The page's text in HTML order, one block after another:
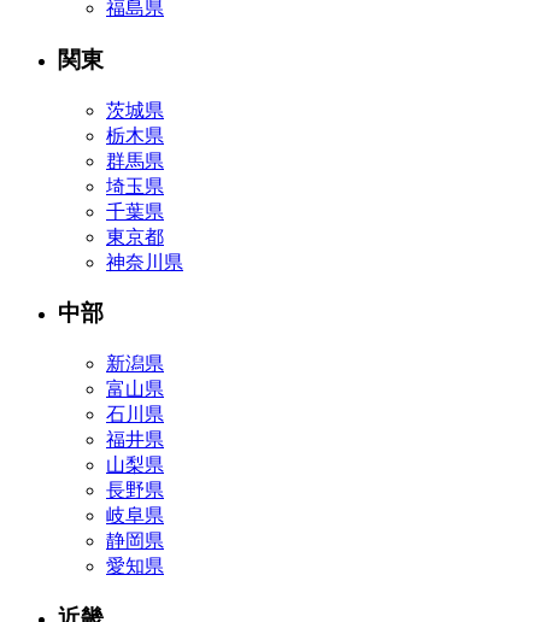
福島県
関東
茨城県
栃木県
群馬県
埼玉県
千葉県
東京都
神奈川県
中部
新潟県
富山県
石川県
福井県
山梨県
長野県
岐阜県
静岡県
愛知県